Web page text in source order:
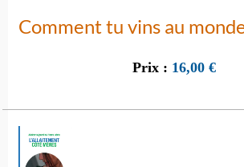
Comment tu vins au
Prix : 16,00 €